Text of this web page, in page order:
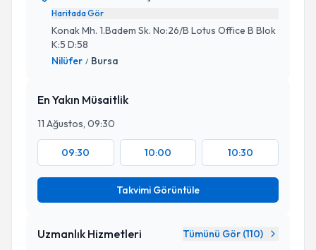
Haritada Gör
Konak Mh. 1.Badem Sk. No:26/B Lotus Office B Blok
K:5 D:58
Nilüfer / Bursa
En Yakın Müsaitlik
11 Ağustos, 09:30
09:30 10:00 10:30
Takvimi Görüntüle
Uzmanlık Hizmetleri Tümünü Gör (110)